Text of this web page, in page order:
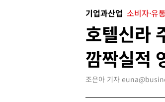
기업과산업 소비자·유통
호텔신라
깜짝실적
조은아 기자